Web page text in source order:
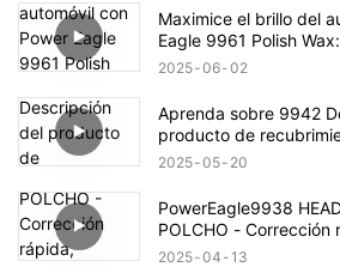
Maximice el brillo del
Eagle 9961 Polish
2025 06 02
Aprenda sobre 9942
producto de
2025 05 20
PowerEagle9938
POLCHO - Corrección
claridad, mejorar la
2025 04 13